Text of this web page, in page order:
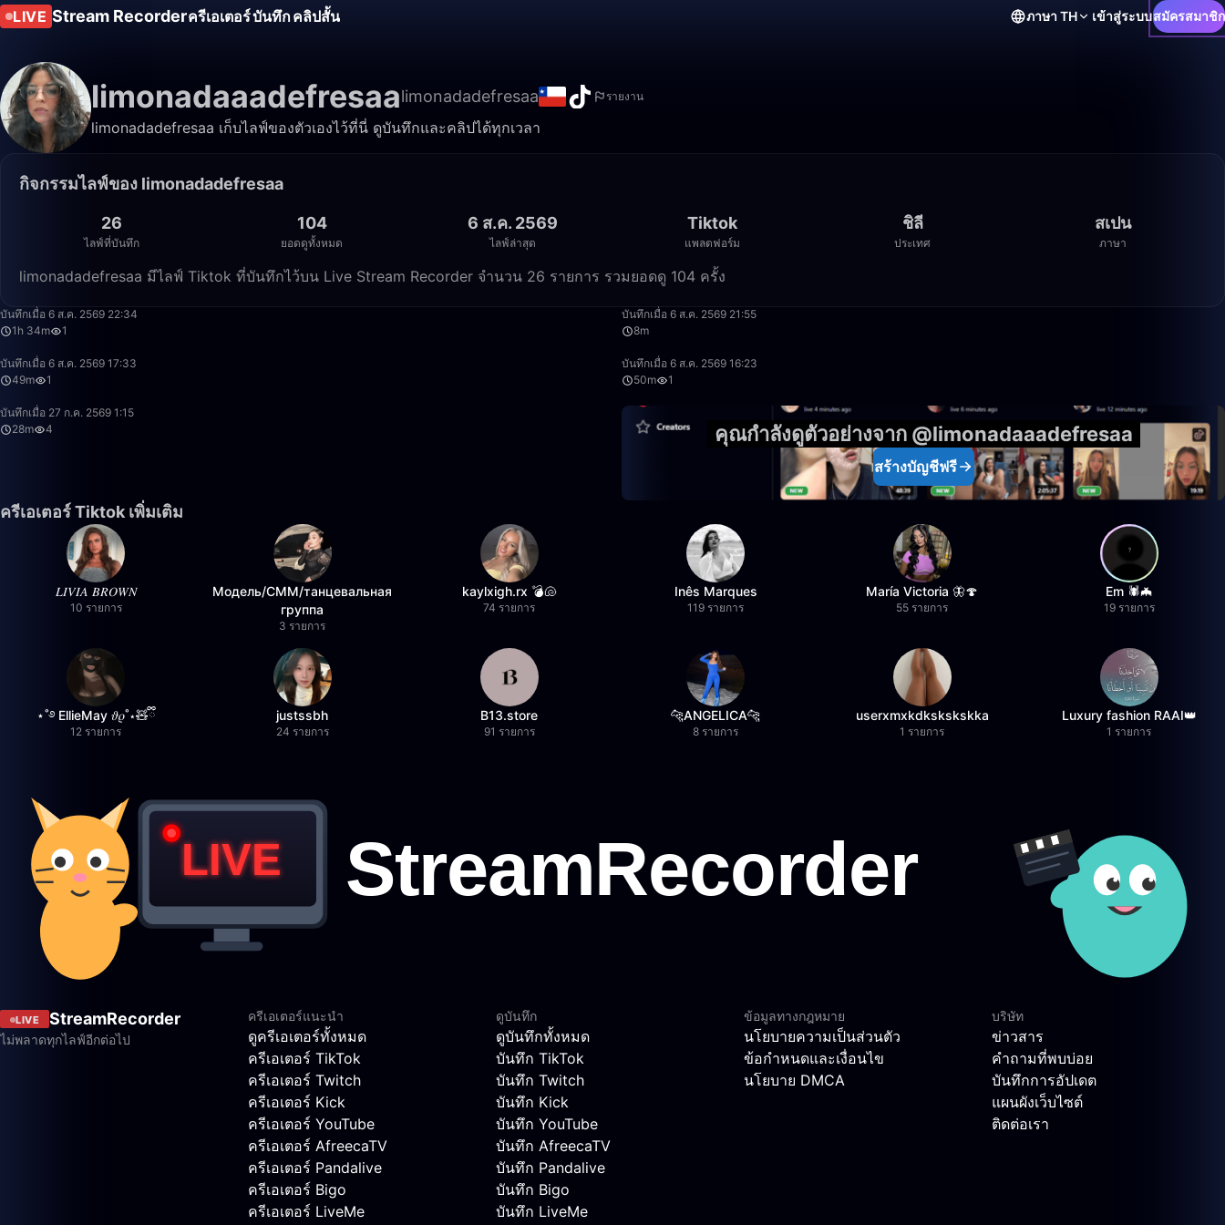
LIVE Stream Recorderครีเอเตอร์บันทึกคลิปสั้น ภาษา TH เข้าสู่ระบบสมัครสมาชิก
limonadaaadefresaalimonadadefresaa รายงาน
limonadadefresaa เก็บไลฟ์ของตัวเองไว้ที่นี่ ดูบันทึกและคลิปได้ทุกเวลา
กิจกรรมไลฟ์ของ limonadadefresaa
26
ไลฟ์ที่บันทึก
104
ยอดดูทั้งหมด
6 ส.ค. 2569
ไลฟ์ล่าสุด
Tiktok
แพลตฟอร์ม
ชิลี
ประเทศ
สเปน
ภาษา
limonadadefresaa มีไลฟ์ Tiktok ที่บันทึกไว้บน Live Stream Recorder จำนวน 26 รายการ รวมยอดดู 104 ครั้ง
บันทึกเมื่อ 6 ส.ค. 2569 22:34
1h 34m
1
บันทึกเมื่อ 6 ส.ค. 2569 21:55
8m
บันทึกเมื่อ 6 ส.ค. 2569 17:33
49m
1
บันทึกเมื่อ 6 ส.ค. 2569 16:23
50m
1
บันทึกเมื่อ 27 ก.ค. 2569 1:15
28m
4 คุณกำลังดูตัวอย่างจาก @limonadaaadefresaa
สร้างบัญชีฟรี
ครีเอเตอร์ Tiktok เพิ่มเติม
𝐿𝐼𝑉𝐼𝐴 𝐵𝑅𝑂𝑊𝑁
10 รายการ
Модель/СММ/танцевальная
группа
3 รายการ
kaylxigh.rx 💣🐚
74 รายการ
Inês Marques
119 รายการ
María Victoria 🦋🍄
55 รายการ
Em 🕷️🦇
19 รายการ
⋆˚࿔ EllieMay 𝜗𝜚˚⋆🧸ྀི
12 รายการ
justssbh
24 รายการ
B13.store
91 รายการ
🐆ANGELICA🐆
8 รายการ
userxmxkdkskskskka
1 รายการ
Luxury fashion RAAI👑
1 รายการ
LIVE StreamRecorder
ไม่พลาดทุกไลฟ์อีกต่อไป
ครีเอเตอร์แนะนำ
ดูครีเอเตอร์ทั้งหมด
ครีเอเตอร์ TikTok
ครีเอเตอร์ Twitch
ครีเอเตอร์ Kick
ครีเอเตอร์ YouTube
ครีเอเตอร์ AfreecaTV
ครีเอเตอร์ Pandalive
ครีเอเตอร์ Bigo
ครีเอเตอร์ LiveMe
ดูบันทึก
ดูบันทึกทั้งหมด
บันทึก TikTok
บันทึก Twitch
บันทึก Kick
บันทึก YouTube
บันทึก AfreecaTV
บันทึก Pandalive
บันทึก Bigo
บันทึก LiveMe
ข้อมูลทางกฎหมาย
นโยบายความเป็นส่วนตัว
ข้อกำหนดและเงื่อนไข
นโยบาย DMCA
บริษัท
ข่าวสาร
คำถามที่พบบ่อย
บันทึกการอัปเดต
แผนผังเว็บไซต์
ติดต่อเรา